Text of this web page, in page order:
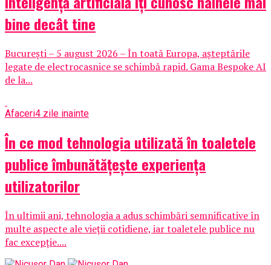
bine decât tine
București – 5 august 2026 – În toată Europa, așteptările
legate de electrocasnice se schimbă rapid. Gama Bespoke AI
de la...
Afaceri4 zile inainte
În ce mod tehnologia utilizată în toaletele
publice îmbunătățește experiența
utilizatorilor
În ultimii ani, tehnologia a adus schimbări semnificative în
multe aspecte ale vieții cotidiene, iar toaletele publice nu
fac excepție....